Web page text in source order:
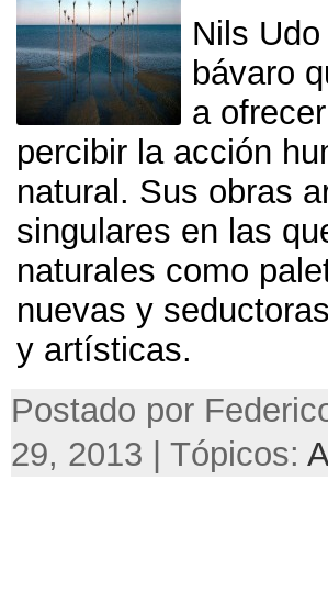
Nils
bávaro
a
percibir la acción
natural. Sus obras
singulares en las
naturales como
nuevas y
y artísticas.
Postado por
29, 2013 | Tópicos: